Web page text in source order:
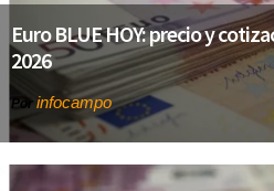
Euro BLUE HOY: precio y
2026
Por infocampo